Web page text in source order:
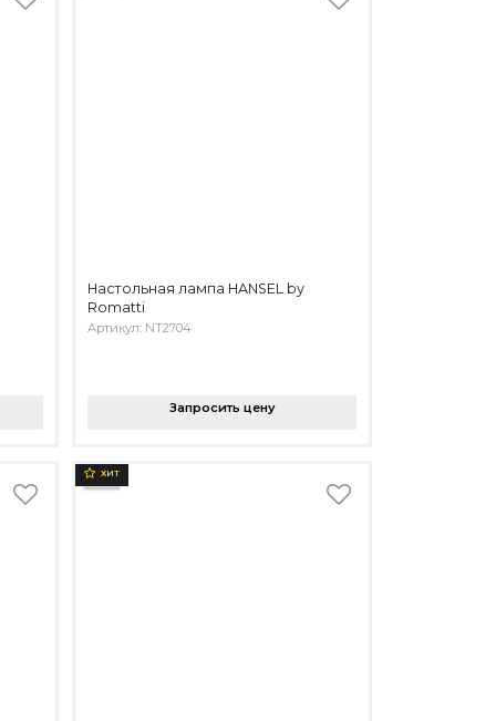
Настольная лампа HANSEL by
Romatti
Артикул: NT2704
Запросить цену
ХИТ